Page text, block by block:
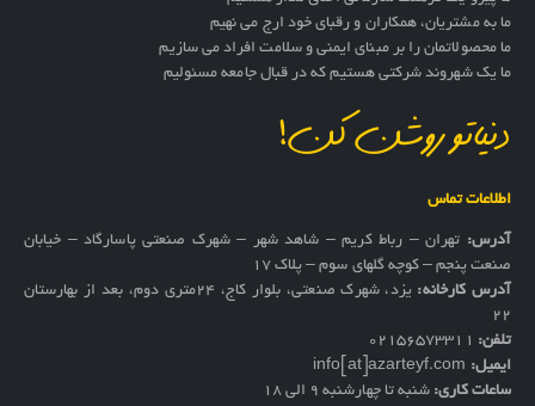
ما به مشتریان، همکاران و رقبای خود ارج می نهیم
ما محصولاتمان را بر مبنای ایمنی و سلامت افراد می سازیم
ما یک شهروند شرکتی هستیم که در قبال جامعه مسئولیم
دنیاتو روشن کن!
اطلاعات تماس
آدرس: تهران – رباط کریم – شاهد شهر – شهرک صنعتی پاسارگاد – خیابان
صنعت پنجم – کوچه گلهای سوم – پلاک 17
آدرس کارخانه:
یزد، شهرک صنعتی، بلوار کاج، ۲۴متری دوم، بعد از بهارستان
۲۲
تلفن: 02156573311
ایمیل: info[at]azarteyf.com
ساعات کاری: شنبه تا چهارشنبه 9 الی 18